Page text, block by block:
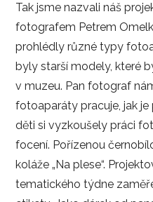
Tak jsme nazvali náš
fotografem Petrem
prohlédly různé typy
byly starší modely, které
v muzeu. Pan fotograf
fotoaparáty pracuje, jak
děti si vyzkoušely práci
focení. Pořízenou
koláže „Na plese“.
tematického týdne